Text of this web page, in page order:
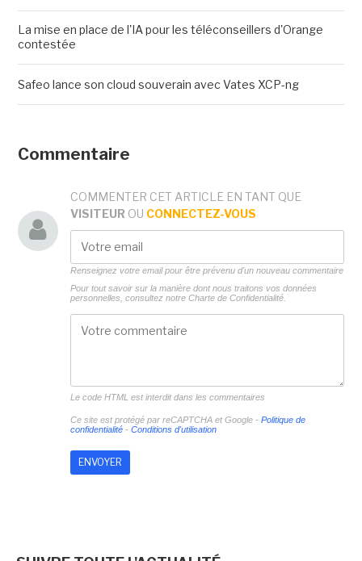
La mise en place de l'IA pour les téléconseillers d'Orange
contestée
Safeo lance son cloud souverain avec Vates XCP-ng
Commentaire
COMMENTER CET ARTICLE EN TANT QUE
VISITEUR OU CONNECTEZ-VOUS
Renseignez votre email pour être prévenu d'un nouveau commentaire
Pour tout savoir sur la manière dont nous traitons vos données
personnelles, consultez notre Charte de Confidentialité.
Le code HTML est interdit dans les commentaires
Ce site est protégé par reCAPTCHA et Google - Politique de
confidentialité- Conditions d'utilisation